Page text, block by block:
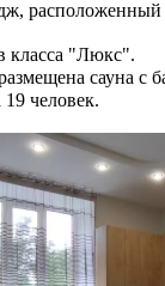
расположенный
класса "Люкс".
сауна с
человек.